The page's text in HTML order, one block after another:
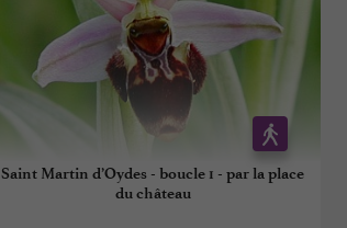
Saint Martin d’Oydes - boucle 1 - par la place
du château